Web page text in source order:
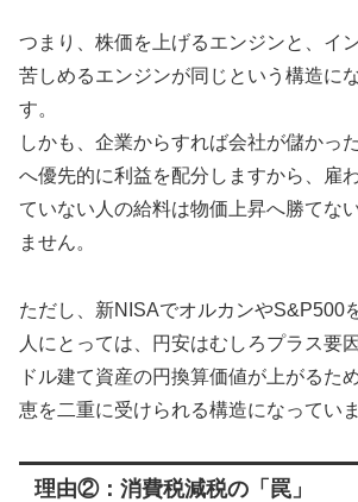
つまり、株価を上げるエンジンと、イ
苦しめるエンジンが同じという構造に
す。
しかも、企業からすれば会社が儲かっ
へ優先的に利益を配分しますから、雇
ていない人の給料は物価上昇へ勝てな
ません。
ただし、新NISAでオルカンやS&P500
人にとっては、円安はむしろプラス要因
ドル建て資産の円換算価値が上がるた
恵を二重に受けられる構造になっていま
理由②：消費税減税の「罠」